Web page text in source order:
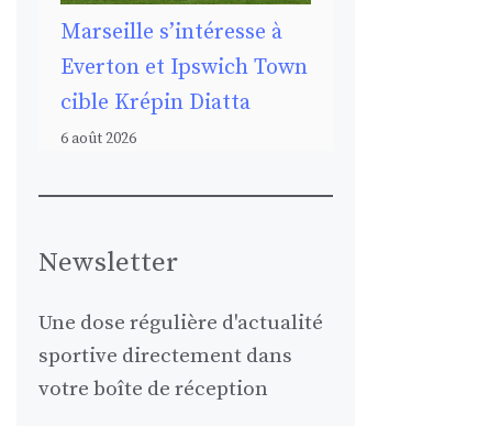
Marseille s’intéresse à
Everton et Ipswich Town
cible Krépin Diatta
6 août 2026
Newsletter
Une dose régulière d'actualité
sportive directement dans
votre boîte de réception